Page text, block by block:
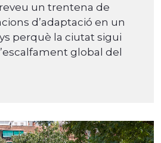
un trentena de
d’adaptació en un
perquè la ciutat sigui
global del